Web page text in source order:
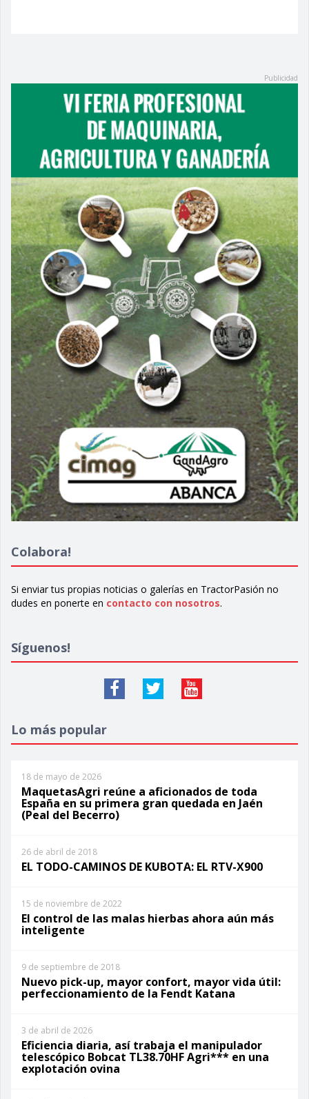
Colabora!
Si enviar tus propias noticias o galerías en TractorPasión no
dudes en ponerte en contacto con nosotros.
Síguenos!
Lo más popular
18 de mayo de 2026
MaquetasAgri reúne a aficionados de toda
España en su primera gran quedada en Jaén
(Peal del Becerro)
26 de abril de 2018
EL TODO-CAMINOS DE KUBOTA: EL RTV-X900
15 de noviembre de 2022
El control de las malas hierbas ahora aún más
inteligente
9 de septiembre de 2018
Nuevo pick-up, mayor confort, mayor vida útil:
perfeccionamiento de la Fendt Katana
3 de abril de 2026
Eficiencia diaria, así trabaja el manipulador
telescópico Bobcat TL38.70HF Agri*** en una
explotación ovina